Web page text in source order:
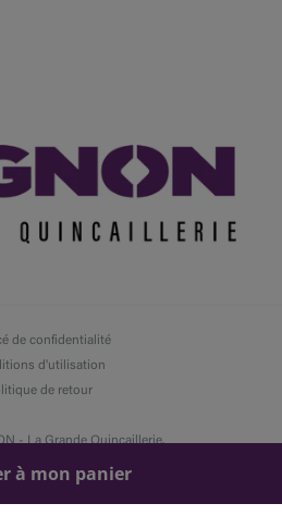
à mon panier
-La Grande Quincaillerie.
droits réservés
de confidentialité
d'utilisation
de retour